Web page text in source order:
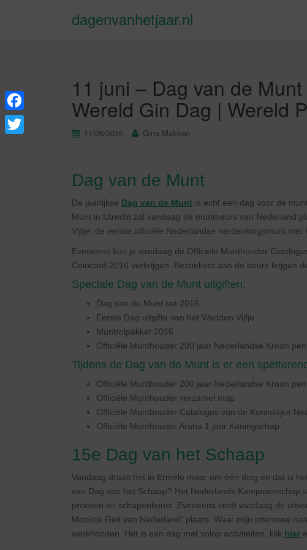
dagenvanhetjaar.nl
11 juni – Dag van de
Wereld Gin Dag | Wereld
11/06/2016 Gina Makken
Dag van de Munt
De jaarlijkse Dag van de Munt is echt een dag voor de
Munt in Utrecht zal vandaag dé muntbeurs van Nederland
Vijfje, de eerste officiële Nederlandse herdenkingsmunt mét
Eveneens kun je vandaag de Officiële Munthouder
Coincard 2016 verkrijgen. Bezoekers aan de beurs krijgen
Speciale Dag van de Munt uitgiften:
Dag van de Munt set 2016
Eerste Dag uitgifte van het Wadden Vijfje
Muntrolpakket 2016
Officiële Munthouder 200 jaar Nederlandse Kroon
Tijdens de Dag van de Munt is er een
Officiële Munthouder 200 jaar Nederlandse Kroon
Officiële Munthouder verzamel map
Officiële Munthouder Catalogus van de Koninklijke
Officiële Munthouder Aruba 1 jaar Koningschap
15e Dag van het Schaap
Vandaag draait het in Ermelo maar om één ding en dat is
van Dag van het Schaap? Het Nederlands Kampioenschap
proeven en schapenkunst. Eveneens vindt vandaag de
Mooiste Geit van Nederland” plaats. Waar mijn interesse
werkhonden. Het is een dag met volop activiteiten, klik hier
F